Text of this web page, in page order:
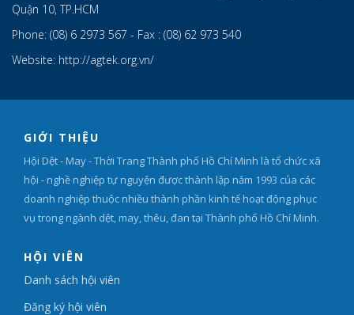
Quận 10, TP.HCM
Phone: (08) 6 2973 567 - Fax : (08) 62 973 540
Website: http://agtek.org.vn/
GIỚI THIỆU
Hội Dệt - May - Thời Trang Thành phố Hồ Chí Minh là tổ chức xã
hội - nghề nghiệp tự nguyện được thành lập năm 1993 của các
doanh nghiệp thuộc nhiều thành phần kinh tế hoạt động phục
vụ trong ngành dệt, may, thêu, đan tại Thành phố Hồ Chí Minh.
HỘI VIÊN
Danh sách hội viên
Đăng ký hội viên